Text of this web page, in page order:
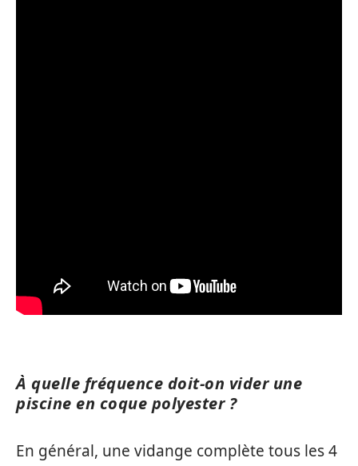
À quelle fréquence doit-on vider une
piscine en coque polyester ?
En général, une vidange complète tous les 4